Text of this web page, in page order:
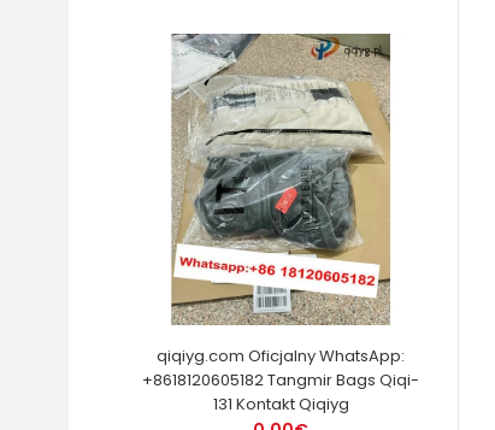
qiqiyg.com Oficjalny WhatsApp:
+8618120605182 Tangmir Bags Qiqi-
131 Kontakt Qiqiyg